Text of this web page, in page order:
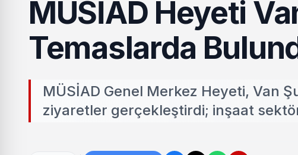
MÜSİAD Heyeti
Temaslarda
MÜSİAD Genel Merkez Heyeti, Van
ziyaretler gerçekleştirdi; inşaat